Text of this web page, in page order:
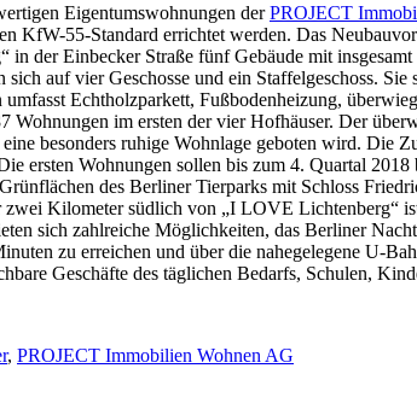
Eigentumswohnungen derPROJECT
KfW-55-Standard errichtet werden. Das
der Einbecker Straße fünf Gebäude mit
auf vier Geschosse und ein Staffelgeschoss. Sie
Echtholzparkett, Fußbodenheizung,
im ersten der vier Hofhäuser. Der
besonders ruhige Wohnlage geboten wird. Die
ersten Wohnungen sollen bis zum 4. Quartal 2018
des Berliner Tierparks mit Schloss
Kilometer südlich von „I LOVE Lichtenberg“
sich zahlreiche Möglichkeiten, das Berliner
zu erreichen und über die nahegelegene U-
Geschäfte des täglichen Bedarfs, Schulen,
, PROJECT Immobilien Wohnen AG